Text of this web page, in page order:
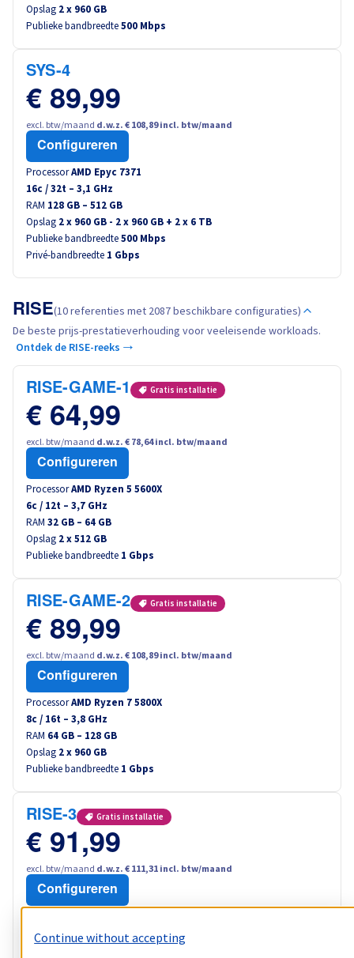
Opslag 2 x 960 GB
Publieke bandbreedte500 Mbps
SYS-4
€ 89,99
excl. btw/maand d.w.z. € 108,89 incl. btw/maand
Configureren
ProcessorAMD Epyc 7371
16c /32t – 3,1 GHz
RAM 128 GB – 512 GB
Opslag 2 x 960 GB - 2 x 960 GB + 2 x 6 TB
Publieke bandbreedte500 Mbps
Privé-bandbreedte 1 Gbps
RISE(10 referenties met 2087 beschikbare configuraties)
De beste prijs-prestatieverhouding voor veeleisende workloads.
Ontdek de RISE-reeks →
RISE-GAME-1 Gratis installatie
€ 64,99
excl. btw/maand d.w.z. € 78,64 incl. btw/maand
Configureren
ProcessorAMD Ryzen 5 5600X
6c / 12t – 3,7 GHz
RAM 32 GB – 64 GB
Opslag 2 x 512 GB
Publieke bandbreedte 1 Gbps
RISE-GAME-2 Gratis installatie
€ 89,99
excl. btw/maand d.w.z. € 108,89 incl. btw/maand
Configureren
ProcessorAMD Ryzen 7 5800X
8c / 16t – 3,8 GHz
RAM 64 GB – 128 GB
Opslag 2 x 960 GB
Publieke bandbreedte 1 Gbps
RISE-3 Gratis installatie
€ 91,99
excl. btw/maand d.w.z. € 111,31 incl. btw/maand
Configureren
12c / 24 t –
GHz
Continue without accepting